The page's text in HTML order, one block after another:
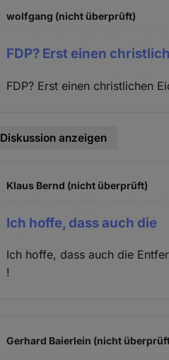
wolfgang (nicht überprüft)
FDP? Erst einen
FDP? Erst einen christlichen
Diskussion anzeigen
Klaus Bernd (nicht überprüft)
Ich hoffe, dass auch die
Ich hoffe, dass auch die
!
Gerhard Baierlein (nicht